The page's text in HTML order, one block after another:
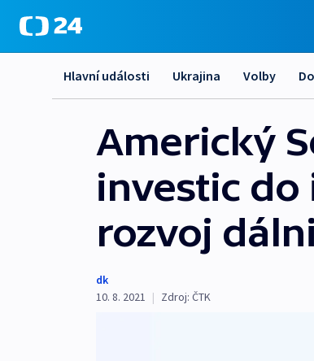
Hlavní události Ukrajina Volby
Americký
investic
rozvoj
dk
10. 8. 2021 | Zdroj: ČTK